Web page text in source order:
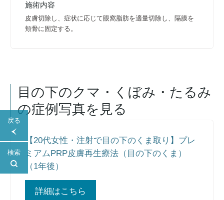
戻る
検索
施術内容
皮膚切除し、症状に応じて眼窩脂肪を適量切除し、隔膜を
頬骨に固定する。
目の下のクマ・くぼみ・たるみ
の症例写真を見る
【20代女性・注射で目の下のくま取り】プレ
ミアムPRP皮膚再生療法（目の下のくま）
（1年後）
詳細はこちら